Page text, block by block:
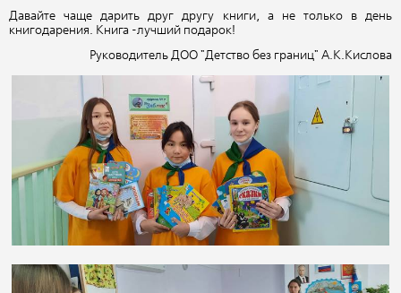
Давайте чаще дарить друг другу книги, а не только в день
книгодарения. Книга -лучший подарок!
Руководитель ДОО "Детство без границ" А.К.Кислова